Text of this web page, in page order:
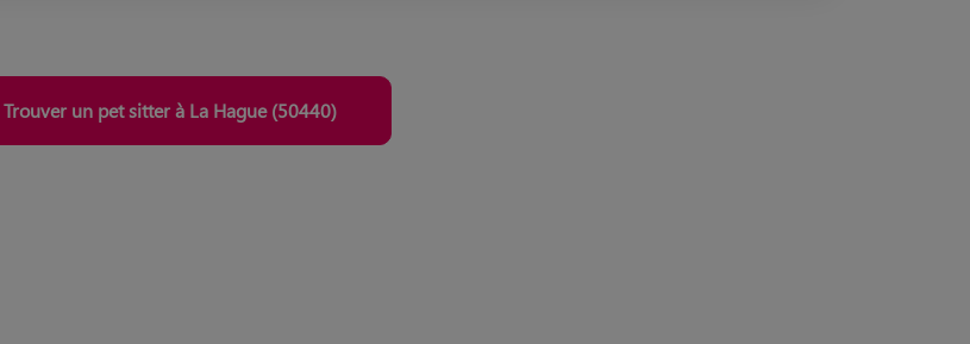
Trouver un pet sitter à La Hague (50440)